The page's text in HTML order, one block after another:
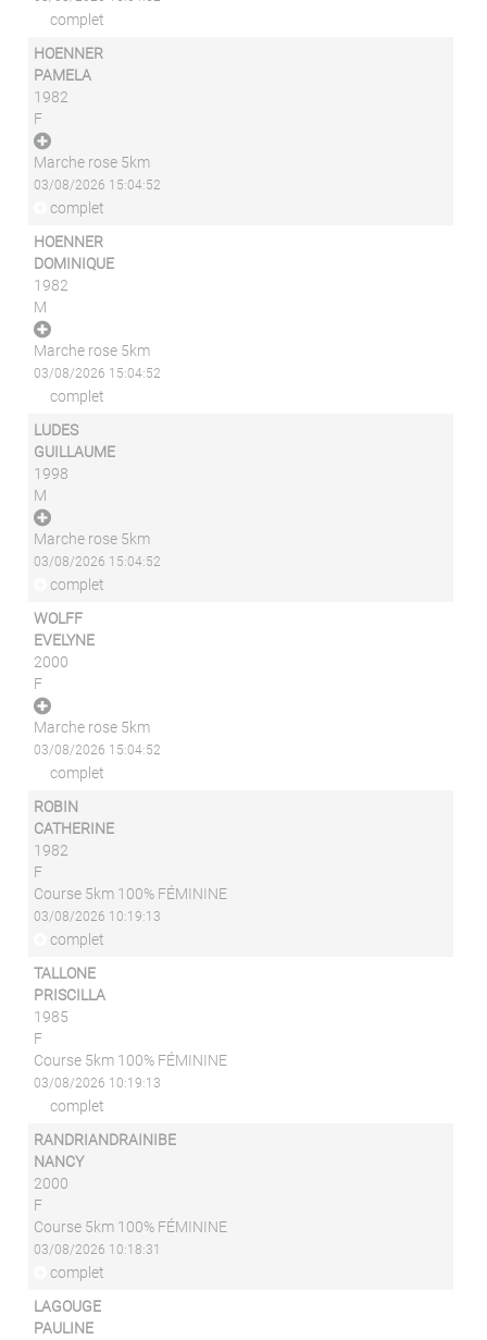
complet
HOENNER
PAMELA
1982
F
Marche rose 5km
03/08/2026 15:04:52
complet
HOENNER
DOMINIQUE
1982
M
Marche rose 5km
03/08/2026 15:04:52
complet
LUDES
GUILLAUME
1998
M
Marche rose 5km
03/08/2026 15:04:52
complet
WOLFF
EVELYNE
2000
F
Marche rose 5km
03/08/2026 15:04:52
complet
ROBIN
CATHERINE
1982
F
Course 5km 100% FÉMININE
03/08/2026 10:19:13
complet
TALLONE
PRISCILLA
1985
F
Course 5km 100% FÉMININE
03/08/2026 10:19:13
complet
RANDRIANDRAINIBE
NANCY
2000
F
Course 5km 100% FÉMININE
03/08/2026 10:18:31
complet
LAGOUGE
PAULINE